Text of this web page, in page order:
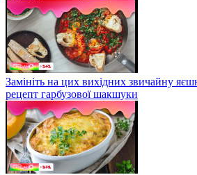
Замініть на цих вихідних звичайну
рецепт гарбузової шакшуки